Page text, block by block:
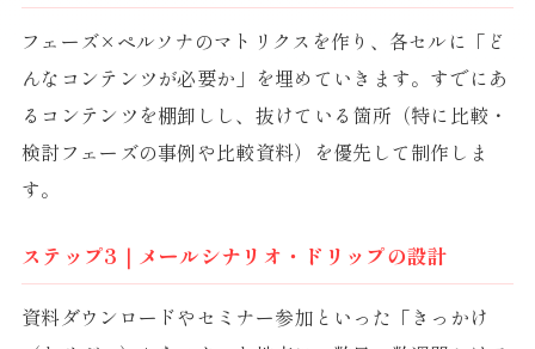
フェーズ×ペルソナのマトリクスを作り、各セルに「ど
んなコンテンツが必要か」を埋めていきます。すでにあ
るコンテンツを棚卸しし、抜けている箇所（特に比較・
検討フェーズの事例や比較資料）を優先して制作しま
す。
ステップ3｜メールシナリオ・ドリップの設計
資料ダウンロードやセミナー参加といった「きっかけ